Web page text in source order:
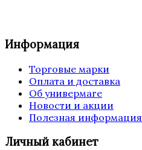
Информация
Торговые марки
Оплата и доставка
Об универмаге
Новости и акции
Полезная информация
Личный кабинет